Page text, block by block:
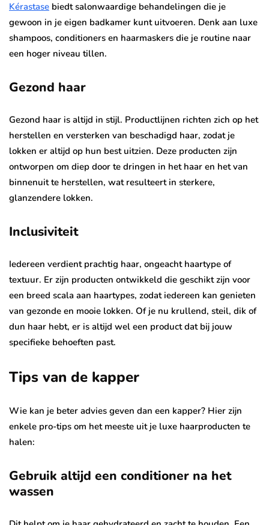
Kérastase biedt salonwaardige behandelingen die je
gewoon in je eigen badkamer kunt uitvoeren. Denk aan luxe
shampoos, conditioners en haarmaskers die je routine naar
een hoger niveau tillen.
Gezond haar
Gezond haar is altijd in stijl. Productlijnen richten zich op het
herstellen en versterken van beschadigd haar, zodat je
lokken er altijd op hun best uitzien. Deze producten zijn
ontworpen om diep door te dringen in het haar en het van
binnenuit te herstellen, wat resulteert in sterkere,
glanzendere lokken.
Inclusiviteit
Iedereen verdient prachtig haar, ongeacht haartype of
textuur. Er zijn producten ontwikkeld die geschikt zijn voor
een breed scala aan haartypes, zodat iedereen kan genieten
van gezonde en mooie lokken. Of je nu krullend, steil, dik of
dun haar hebt, er is altijd wel een product dat bij jouw
specifieke behoeften past.
Tips van de kapper
Wie kan je beter advies geven dan een kapper? Hier zijn
enkele pro-tips om het meeste uit je luxe haarproducten te
halen:
Gebruik altijd een conditioner na het
wassen